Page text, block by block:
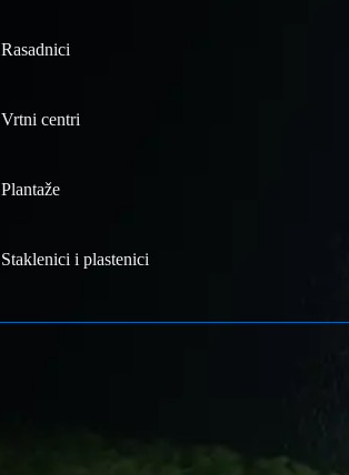
Rasadnici
Vrtni centri
Plantaže
Staklenici i plastenici